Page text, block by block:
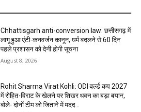
Chhattisgarh anti-conversion law: छत्तीसगढ़ में
लागू हुआ एंटी-कनवर्जन कानून, धर्म बदलने से 60 दिन
पहले प्रशासन को देनी होगी सूचना
August 8, 2026
Rohit Sharma Virat Kohli: ODI वर्ल्ड कप 2027
में रोहित-विराट के खेलने पर शिखर धवन का बड़ा बयान,
बोले- दोनों टीम को जिताने में मदद...